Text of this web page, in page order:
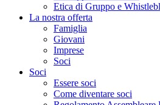
Etica di Gruppo e
La nostra offerta
Famiglia
Giovani
Imprese
Soci
Soci
Essere soci
Come diventare soci